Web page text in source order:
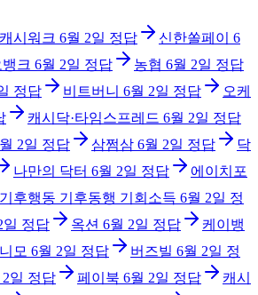
캐시워크 6월 2일 정답 신한쏠페이
6
크 6월 2일 정답 농협 6월 2일 정답
정답 비트버니 6월 2일 정답
오케
캐시닥·타임스프레드 6월 2일 정답
2일 정답 삼쩜삼 6월 2일 정답
닥
나만의 닥터 6월 2일 정답
에이치포
기후행동 기후동행 기회소득 6월 2일 정
일 정답 옥션 6월 2일 정답
케이뱅
모 6월 2일 정답 버즈빌 6월 2일 정
일 정답 페이북 6월 2일 정답
캐시